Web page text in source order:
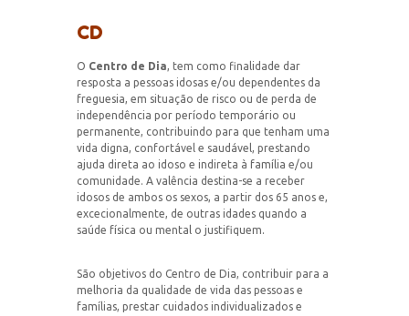
CD
O Centro de Dia, tem como finalidade dar
resposta a pessoas idosas e/ou dependentes da
freguesia, em situação de risco ou de perda de
independência por período temporário ou
permanente, contribuindo para que tenham uma
vida digna, confortável e saudável, prestando
ajuda direta ao idoso e indireta à família e/ou
comunidade. A valência destina-se a receber
idosos de ambos os sexos, a partir dos 65 anos e,
excecionalmente, de outras idades quando a
saúde física ou mental o justifiquem.
São objetivos do Centro de Dia, contribuir para a
melhoria da qualidade de vida das pessoas e
famílias, prestar cuidados individualizados e